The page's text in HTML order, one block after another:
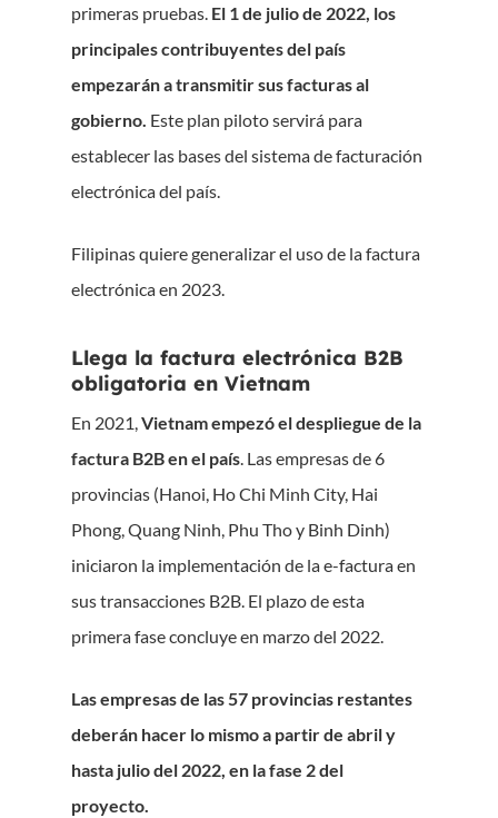
primeras pruebas. El 1 de julio de 2022, los
principales contribuyentes del país
empezarán a transmitir sus facturas al
gobierno. Este plan piloto servirá para
establecer las bases del sistema de facturación
electrónica del país.
Filipinas quiere generalizar el uso de la factura
electrónica en 2023.
Llega la factura electrónica B2B
obligatoria en Vietnam
En 2021,Vietnam empezó el despliegue de la
factura B2B en el país. Las empresas de 6
provincias (Hanoi, Ho Chi Minh City, Hai
Phong, Quang Ninh, Phu Tho y Binh Dinh)
iniciaron la implementación de la e-factura en
sus transacciones B2B. El plazo de esta
primera fase concluye en marzo del 2022.
Las empresas de las 57 provincias restantes
deberán hacer lo mismo a partir de abril y
hasta julio del 2022, en la fase 2 del
proyecto.